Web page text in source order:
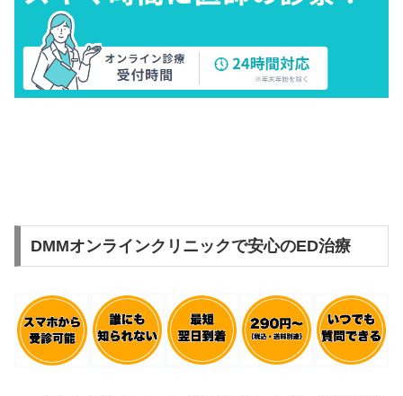
DMMオンラインクリニックで安心のED治療